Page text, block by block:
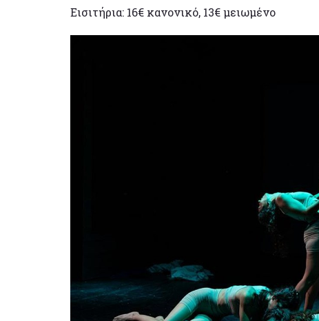
Εισιτήρια: 16€ κανονικό, 13€ μειωμένο